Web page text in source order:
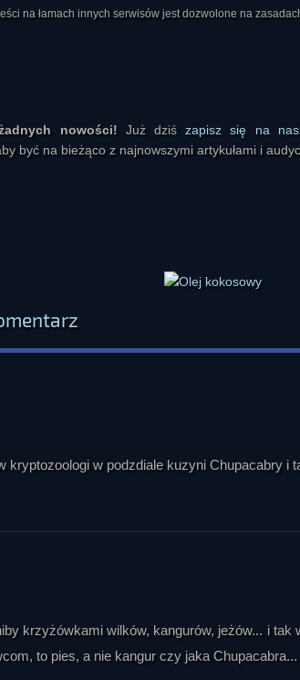
na łamach innych serwisów jest dozwolone na
nowości! Już dziśzapisz się na
być na bieżąco z najnowszymi artykułami i
kryptozoologi w podzdiale kuzyni Chupacabry i
krzyżówkami wilków, kangurów, jeżów... i
to pies, a nie kangur czy jaka Chupacabra...